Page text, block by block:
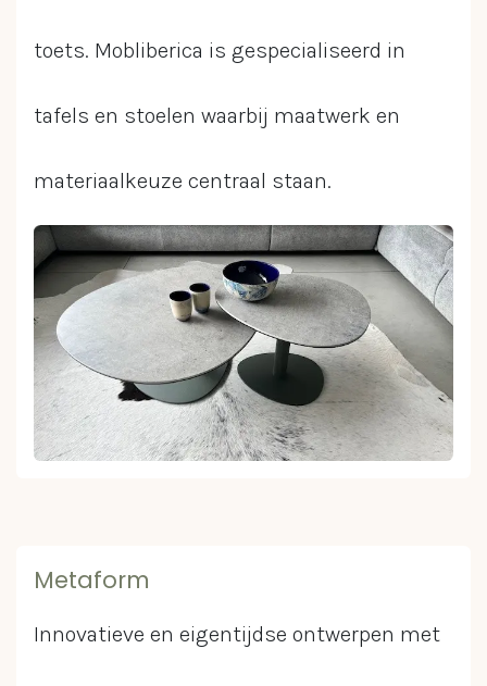
toets. Mobliberica is gespecialiseerd in
tafels en stoelen waarbij maatwerk en
materiaalkeuze centraal staan.
Metaform
Innovatieve en eigentijdse ontwerpen met